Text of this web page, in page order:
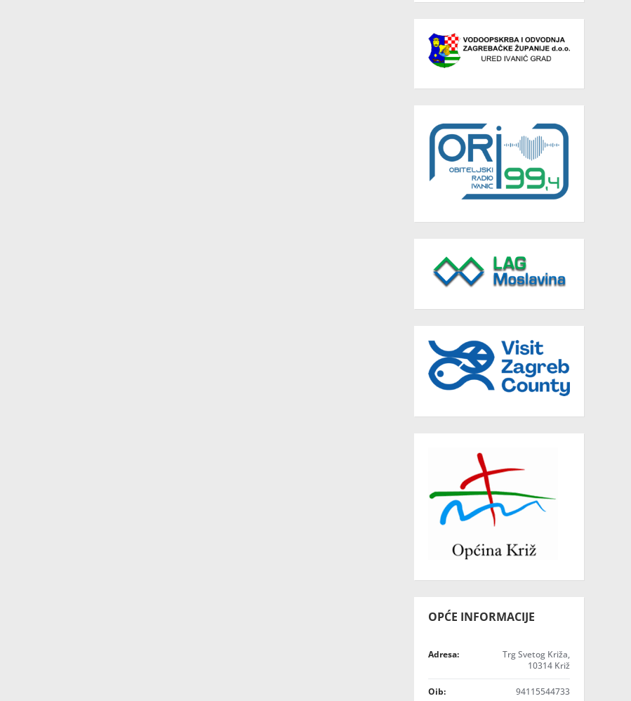
OPĆE INFORMACIJE
Adresa:
Trg Svetog Križa,
10314 Križ
Oib: 94115544733